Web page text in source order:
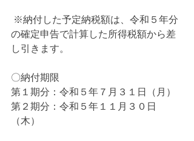
の確定申告で計算した所得税額から差
し引きます。
〇納付期限
第１期分：令和５年７月３１日（月）
第２期分：令和５年１１月３０日
（木）